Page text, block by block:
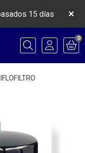
15 días
Buscar
0